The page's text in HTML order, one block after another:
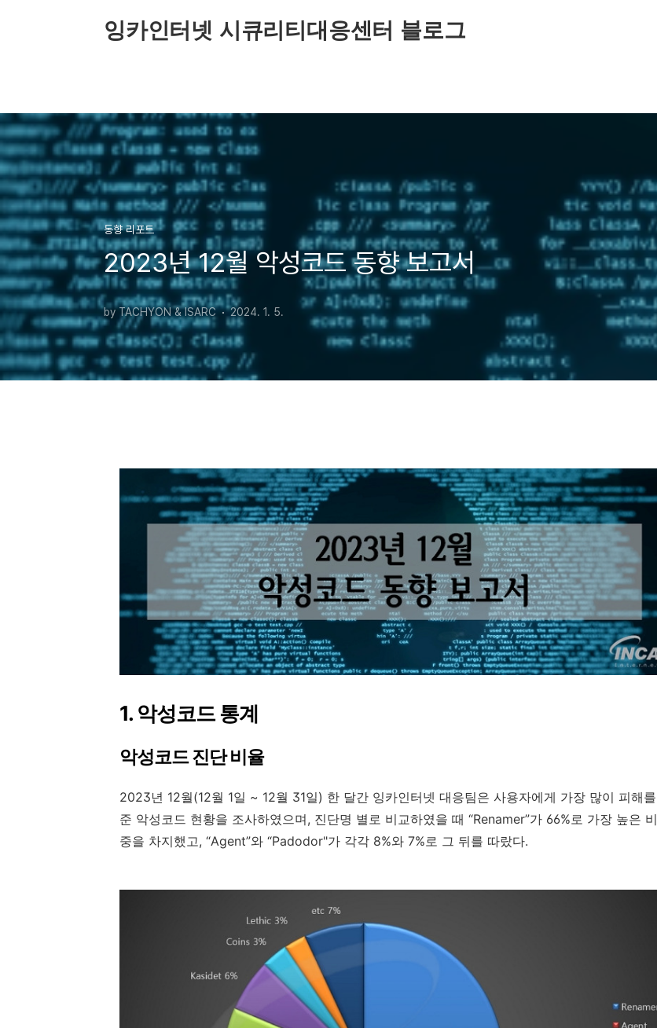
잉카인터넷 시큐리티대응센터 블로그
동향 리포트
2023년 12월 악성코드 동향 보고서
by TACHYON & ISARC 2024. 1. 5.
1. 악성코드 통계
악성코드 진단 비율
2023년 12월(12월 1일 ~ 12월 31일) 한 달간 잉카인터넷 대응팀은 사용자에게 가장 많이 피해를
준 악성코드 현황을 조사하였으며, 진단명 별로 비교하였을 때 “Renamer”가 66% 로 가장 높은 비
중을 차지했고, “Agent”와 “Padodor"가 각각 8%와 7% 로 그 뒤를 따랐다.